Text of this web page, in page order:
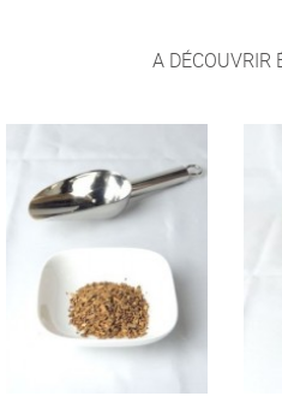
A DÉCOUVRIR